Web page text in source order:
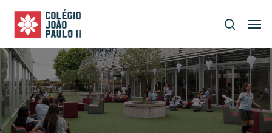
Skip
main
content
search